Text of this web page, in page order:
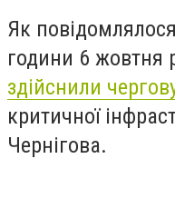
Як
години 6 жовтня
здійснили
критичної
Чернігова.